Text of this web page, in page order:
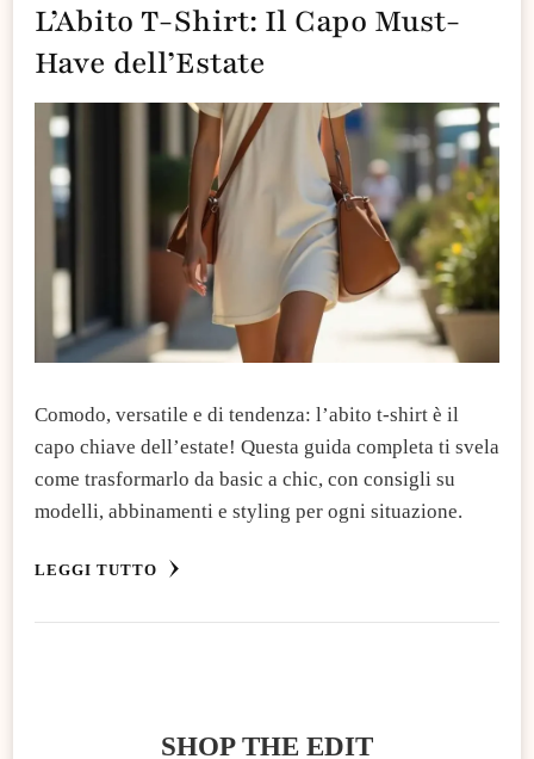
L’Abito T-Shirt: Il Capo Must-
Have dell’Estate
Comodo, versatile e di tendenza: l’abito t-shirt è il
capo chiave dell’estate! Questa guida completa ti svela
come trasformarlo da basic a chic, con consigli su
modelli, abbinamenti e styling per ogni situazione.
LEGGI TUTTO
SHOP THE EDIT